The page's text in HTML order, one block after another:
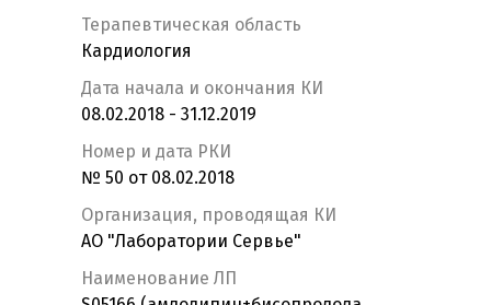
Терапевтическая область
Кардиология
Дата начала и окончания КИ
08.02.2018 - 31.12.2019
Номер и дата РКИ
№ 50 от 08.02.2018
Организация, проводящая КИ
АО "Лаборатории Сервье"
Наименование ЛП